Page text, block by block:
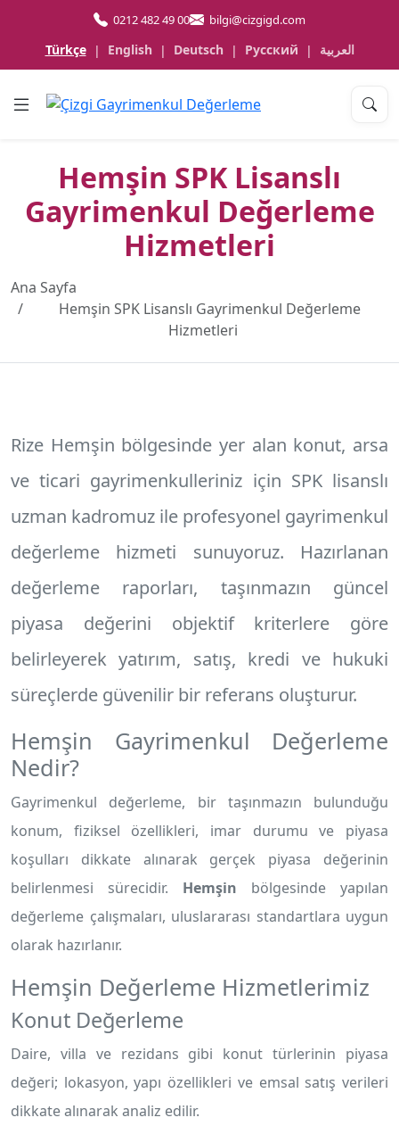
0212 482 49 00 bilgi@cizgigd.com
Türkçe | English | Deutsch | Русский | العربية
Hemşin SPK Lisanslı
Gayrimenkul Değerleme
Hizmetleri
Ana Sayfa
Hemşin SPK Lisanslı Gayrimenkul Değerleme
Hizmetleri
Rize Hemşin bölgesinde yer alan konut, arsa
ve ticari gayrimenkulleriniz için SPK lisanslı
uzman kadromuz ile profesyonel gayrimenkul
değerleme hizmeti sunuyoruz. Hazırlanan
değerleme raporları, taşınmazın güncel
piyasa değerini objektif kriterlere göre
belirleyerek yatırım, satış, kredi ve hukuki
süreçlerde güvenilir bir referans oluşturur.
Hemşin Gayrimenkul Değerleme
Nedir?
Gayrimenkul değerleme, bir taşınmazın bulunduğu
konum, fiziksel özellikleri, imar durumu ve piyasa
koşulları dikkate alınarak gerçek piyasa değerinin
belirlenmesi sürecidir. Hemşin bölgesinde yapılan
değerleme çalışmaları, uluslararası standartlara uygun
olarak hazırlanır.
Hemşin Değerleme Hizmetlerimiz
Konut Değerleme
Daire, villa ve rezidans gibi konut türlerinin piyasa
değeri; lokasyon, yapı özellikleri ve emsal satış verileri
dikkate alınarak analiz edilir.